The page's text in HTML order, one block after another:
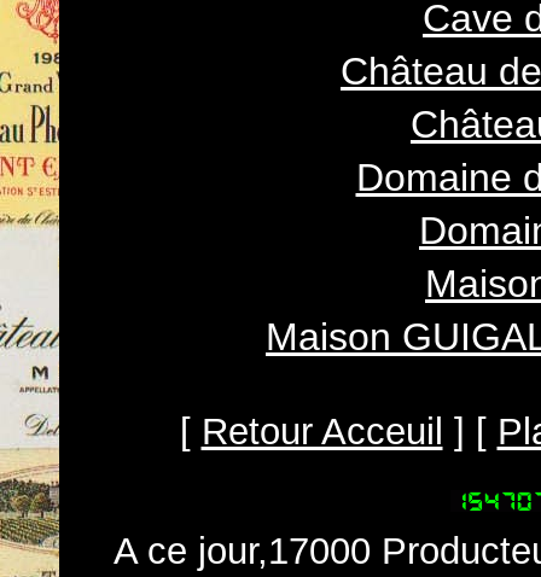
Cave
Château
Domaine
Maison
[ Retour Acceuil ] [
A ce jour,17000